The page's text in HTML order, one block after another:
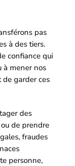
pas
à des tiers.
confiance qui
à mener nos
de garder ces
des
de prendre
fraudes
personne,